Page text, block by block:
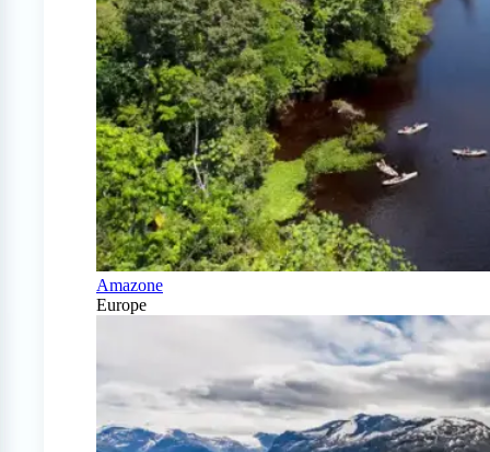
Amazone
Europe